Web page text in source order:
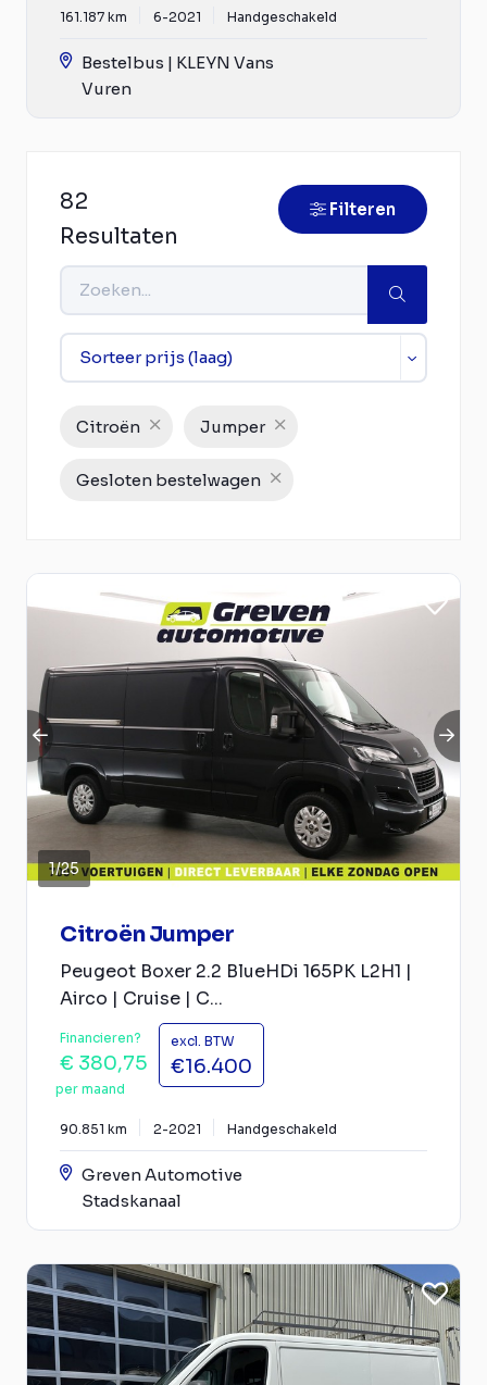
161.187 km 6-2021 Handgeschakeld
Bestelbus | KLEYN Vans
Vuren
82
Resultaten
Filteren
Citroën Jumper
Gesloten bestelwagen
1/25
Citroën Jumper
Peugeot Boxer 2.2 BlueHDi 165PK L2H1 |
Airco | Cruise | C...
Financieren?
€ 380,75
per maand
excl. BTW
€16.400
90.851 km 2-2021 Handgeschakeld
Greven Automotive
Stadskanaal